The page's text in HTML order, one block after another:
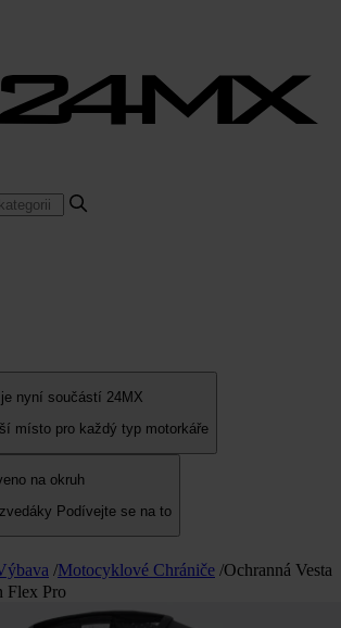
nyní součástí 24MX
místo pro každý typ motorkáře
na okruh
Podívejte se na to
/Motocyklové Chrániče /Ochranná Vesta
Flex Pro